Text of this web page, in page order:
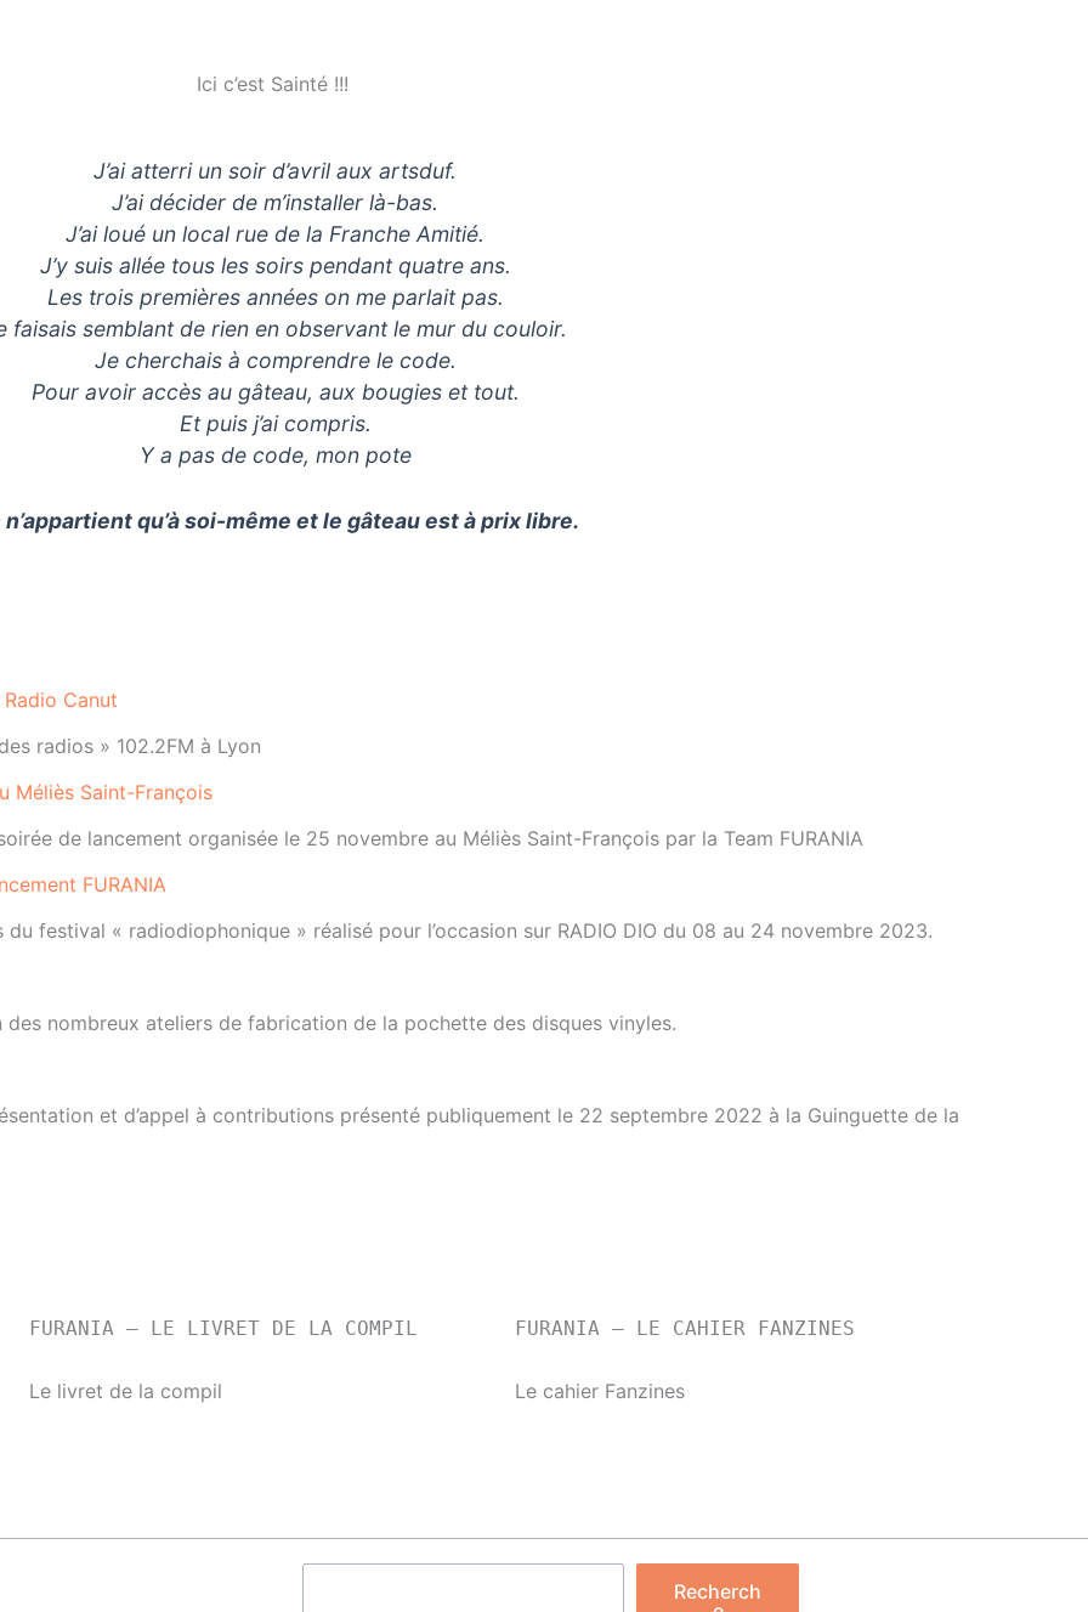
Ici c’est Sainté !!!
J’ai atterri un soir d’avril aux artsduf.
J’ai décider de m’installer là-bas.
J’ai loué un local rue de la Franche Amitié.
J’y suis allée tous les soirs pendant quatre ans.
Les trois premières années on me parlait pas.
faisais semblant de rien en observant le mur du couloir.
Je cherchais à comprendre le code.
Pour avoir accès au gâteau, aux bougies et tout.
Et puis j’ai compris.
Y a pas de code, mon pote
n’appartient qu’à soi-même et le gâteau est à prix libre.
Canut
radios » 102.2FM à Lyon
Méliès Saint-François
de lancement organisée le 25 novembre au Méliès Saint-François par la Team FURANIA
FURANIA
festival « radiodiophonique » réalisé pour l’occasion sur RADIO DIO du 08 au 24 novembre 2023.
des nombreux ateliers de fabrication de la pochette des disques vinyles.
et d’appel à contributions présenté publiquement le 22 septembre 2022 à la Guinguette de la
FURANIA – LE LIVRET DE LA COMPIL
Le livret de la compil
FURANIA – LE CAHIER FANZINES
Le cahier Fanzines
RechercherRecherch